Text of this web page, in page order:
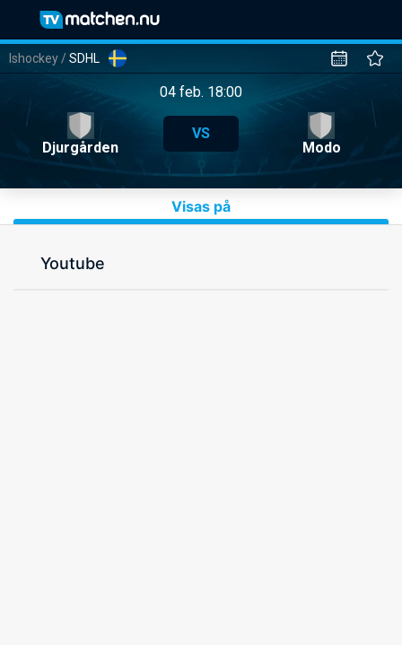
Ishockey /SDHL
04 feb. 18:00
Djurgården
VS
Modo
Visas på
Youtube